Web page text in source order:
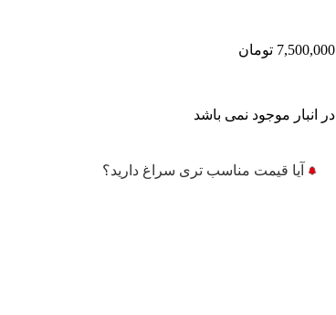
7,500,000 تومان
در انبار موجود نمی باشد
آیا قیمت مناسب تری سراغ دارید؟